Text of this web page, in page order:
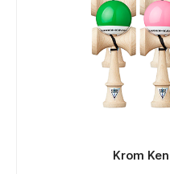
Krom